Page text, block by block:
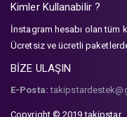
Kimler Kullanabilir ?
İnstagram hesabı olan tüm
Ücretsiz ve ücretli
BİZE ULAŞIN
E-Posta:
Copyright © 2019 takipstar.